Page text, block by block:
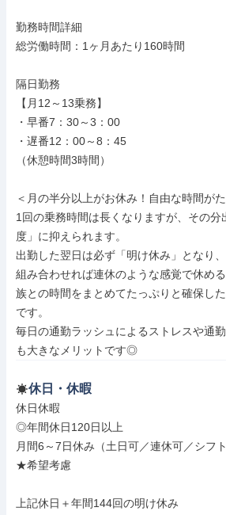
勤務時間詳細
総労働時間：1ヶ月あたり160時間
隔日勤務
【月12～13乗務】
・早番7：30～3：00
・遅番12：00～8：45
（休憩時間3時間）
＜月の半分以上がお休み！自由な時間が
1回の乗務時間は長くなりますが、その分
度」に抑えられます。
出勤した翌日は必ず「明け休み」となり
組み合わせれば連休のような感覚で休め
族との時間をまとめてたっぷりと確保し
です。
毎日の通勤ラッシュによるストレスや通
も大きなメリットです◎
休日・休暇
休日休暇
◎年間休日120日以上
月間6～7日休み（土日可／連休可／シフト
★希望考慮
上記休日＋年間144回の明け休み